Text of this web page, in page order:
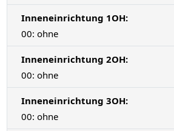
Inneneinrichtung 1OH:
00: ohne
Inneneinrichtung 2OH:
00: ohne
Inneneinrichtung 3OH:
00: ohne